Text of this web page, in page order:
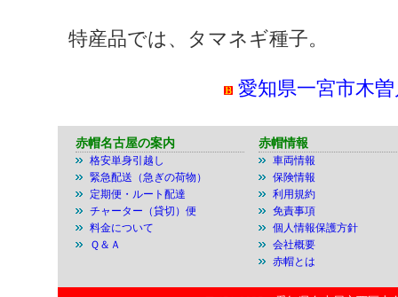
特産品では、タマネギ種子。
愛知県一宮市木
赤帽名古屋の案内
格安単身引越し
緊急配送（急ぎの荷物）
定期便・ルート配達
チャーター（貸切）便
料金について
Ｑ＆Ａ
赤帽情報
車両情報
保険情報
利用規約
免責事項
個人情報保護方針
会社概要
赤帽とは